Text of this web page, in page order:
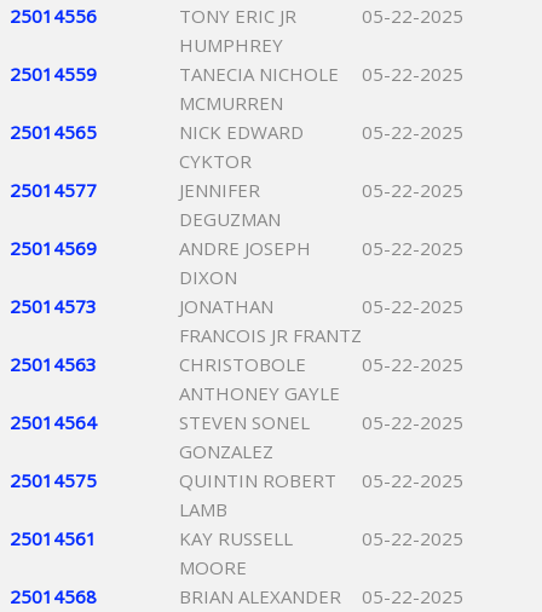
25014556
TONY ERIC JR
HUMPHREY
05-22-2025
25014559
TANECIA NICHOLE
MCMURREN
05-22-2025
25014565
NICK EDWARD
CYKTOR
05-22-2025
25014577
JENNIFER
DEGUZMAN
05-22-2025
25014569
ANDRE JOSEPH
DIXON
05-22-2025
25014573
JONATHAN
FRANCOIS JR FRANTZ
05-22-2025
25014563
CHRISTOBOLE
ANTHONEY GAYLE
05-22-2025
25014564
STEVEN SONEL
GONZALEZ
05-22-2025
25014575
QUINTIN ROBERT
LAMB
05-22-2025
25014561
KAY RUSSELL
MOORE
05-22-2025
25014568
BRIAN ALEXANDER
05-22-2025